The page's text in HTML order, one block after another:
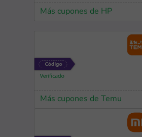
Más cupones de HP
Más cupones de Temu